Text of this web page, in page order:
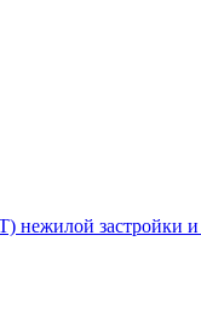
нежилой застройки и